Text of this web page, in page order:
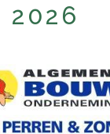
2026